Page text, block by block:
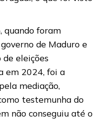
quando foram
de Maduro e
eleições
em 2024, foi a
mediação,
testemunha do
não conseguiu até o